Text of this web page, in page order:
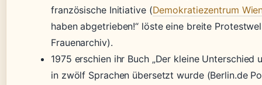
französische Initiative (Demokratiezentrum
haben abgetrieben!“ löste eine breite
Frauenarchiv).
1975 erschien ihr Buch „Der kleine Unterschied
in zwölf Sprachen übersetzt wurde (Berlin.de